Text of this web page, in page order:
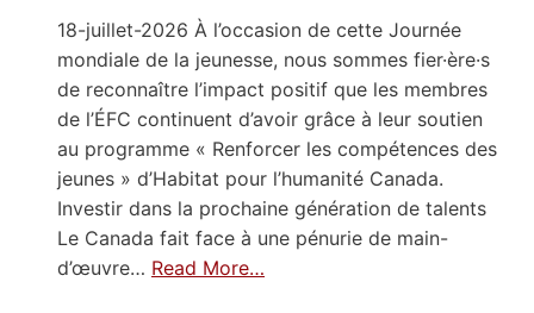
18-juillet-2026 À l’occasion de cette Journée
mondiale de la jeunesse, nous sommes fier·ère·s
de reconnaître l’impact positif que les membres
de l’ÉFC continuent d’avoir grâce à leur soutien
au programme « Renforcer les compétences des
jeunes » d’Habitat pour l’humanité Canada.
Investir dans la prochaine génération de talents
Le Canada fait face à une pénurie de main-
d’œuvre… Read More…